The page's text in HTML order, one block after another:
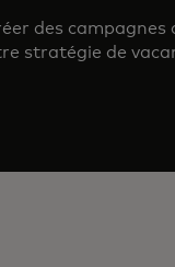
des
stratégie de